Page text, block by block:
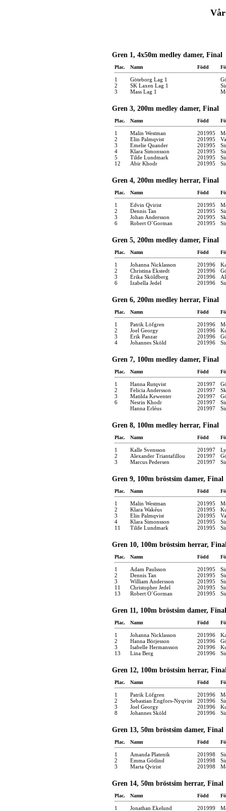
Gren 1, 4x50m medley damer, Final
Plac. Namn Född
1 Göteborg Lag 1
2
SK Laxen Lag 1
3
Mass Lag 1
Gren 3, 200m medley damer, Final
Plac. Namn Född
1 Malin Westman 201995
2
Elin Palmqvist 201995
3
Emelie Quander 201995
4
Klara Simonsson 201995
5
Tilde Lundmark 201995
12
Abir Khodr 201995
Gren 4, 200m medley herrar, Final
Plac. Namn Född
1 Edvin Qvirist 201995
2
Dennis Tan 201995
3
Johan Andersson 201995
6
Robert O´Gorman 201995
Gren 5, 200m medley damer, Final
Plac. Namn Född
1 Johanna Nicklasson 201996
2
Christina Ekstedt 201996
3
Erika Sköldberg 201996
6
Izabella Jedel 201996
Gren 6, 200m medley herrar, Final
Plac. Namn Född
1 Patrik Löfgren 201996
2
Joel Georgy 201996
3
Erik Panzar 201996
4
Johannes Sköld 201996
Gren 7, 100m medley damer, Final
Plac. Namn Född
1 Hanna Rutqvist 201997
2
Felicia Andersson 201997
3
Matilda Kewenter 201997
6
Nesrin Khodr 201997
Hanna Erléus
201997
Gren 8, 100m medley herrar, Final
Plac. Namn Född
1 Kalle Svensson 201997
2
Alexander Triantafillou 201997
3
Marcus Pedersen 201997
Gren 9, 100m bröstsim damer, Final
Plac. Namn Född
1 Malin Westman 201995
2
Klara Wakéus 201995
3
Elin Palmqvist 201995
4
Klara Simonsson 201995
11
Tilde Lundmark 201995
Gren 10, 100m bröstsim herrar,
Plac. Namn Född
1 Adam Paulsson 201995
2
Dennis Tan 201995
3
William Andersson 201995
11
Christopher Jedel 201995
13
Robert O´Gorman 201995
Gren 11, 100m bröstsim damer, Final
Plac. Namn Född
1 Johanna Nicklasson 201996
2
Hanna Börjesson 201996
3
Isabelle Hermansson 201996
13
Lina Berg 201996
Gren 12, 100m bröstsim herrar,
Plac. Namn Född
1 Patrik Löfgren 201996
2
Sebastian Engfors-Nyqvist 201996
3
Joel Georgy 201996
8
Johannes Sköld 201996
Gren 13, 50m bröstsim damer, Final
Plac. Namn Född
1 Amanda Platenik 201998
2
Emma Götlind 201998
3
Marta Qvirist 201998
Gren 14, 50m bröstsim herrar, Final
Plac. Namn Född
1 Jonathan Ekelund 201999